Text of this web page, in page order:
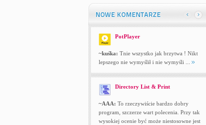
PotPlayer
~kuśka: Tnie wszystko jak brzytwa ! Nikt
lepszego nie wymyślił i nie wymyśli ...
Directory List & Print
~AAA: To rzeczywiście bardzo dobry
program, szczerze wart polecenia. Przy tak
wysokiej ocenie być może niestosowne jest